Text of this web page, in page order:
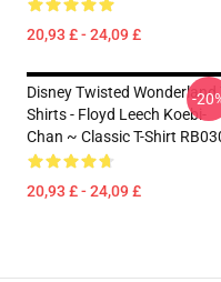
20,93 £ - 24,09 £
Disney Twisted Wonderland
Shirts - Floyd Leech Koebi-
Chan ~ Classic T-Shirt
20,93 £ - 24,09 £
-